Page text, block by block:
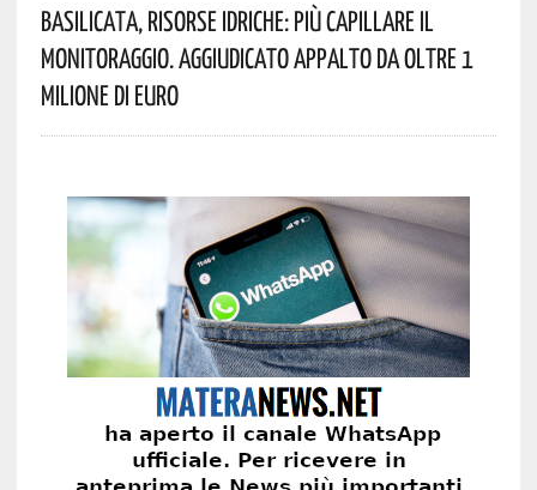
Basilicata, Risorse Idriche: Più Capillare Il
Monitoraggio. Aggiudicato Appalto Da Oltre 1
Milione Di Euro